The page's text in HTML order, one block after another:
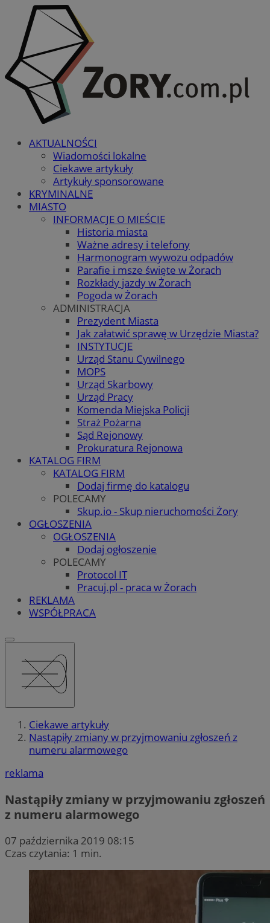
AKTUALNOŚCI
Wiadomości lokalne
Ciekawe artykuły
Artykuły sponsorowane
KRYMINALNE
MIASTO
INFORMACJE O MIEŚCIE
Historia miasta
Ważne adresy i telefony
Harmonogram wywozu odpadów
Parafie i msze święte w Żorach
Rozkłady jazdy w Żorach
Pogoda w Żorach
ADMINISTRACJA
Prezydent Miasta
Jak załatwić sprawę w Urzędzie Miasta?
INSTYTUCJE
Urząd Stanu Cywilnego
MOPS
Urząd Skarbowy
Urząd Pracy
Komenda Miejska Policji
Straż Pożarna
Sąd Rejonowy
Prokuratura Rejonowa
KATALOG FIRM
KATALOG FIRM
Dodaj firmę do katalogu
POLECAMY
Skup.io - Skup nieruchomości Żory
OGŁOSZENIA
OGŁOSZENIA
Dodaj ogłoszenie
POLECAMY
Protocol IT
Pracuj.pl - praca w Żorach
REKLAMA
WSPÓŁPRACA
Ciekawe artykuły
Nastąpiły zmiany w przyjmowaniu zgłoszeń z
numeru alarmowego
reklama
Nastąpiły zmiany w przyjmowaniu zgłoszeń
z numeru alarmowego
07 października 2019 08:15
Czas czytania: 1 min.